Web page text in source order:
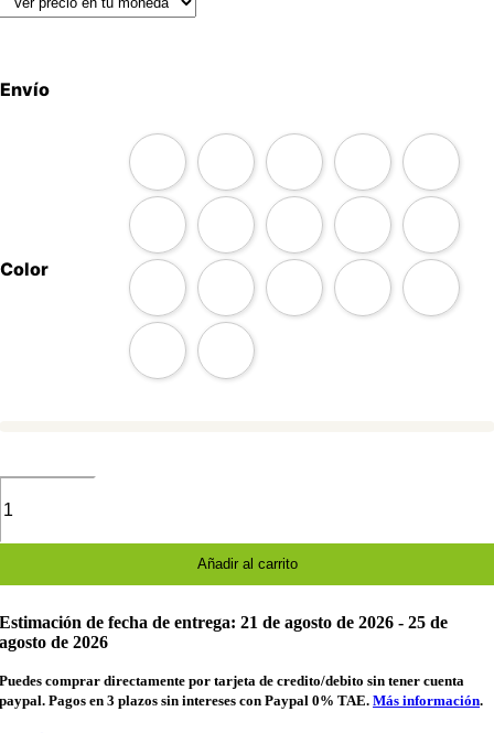
Envío
Color
Añadir al carrito
Estimación de fecha de entrega: 21 de agosto de 2026 - 25 de
agosto de 2026
Puedes comprar directamente por tarjeta de credito/debito sin tener cuenta
paypal. Pagos en 3 plazos sin intereses con Paypal 0% TAE.Más información.